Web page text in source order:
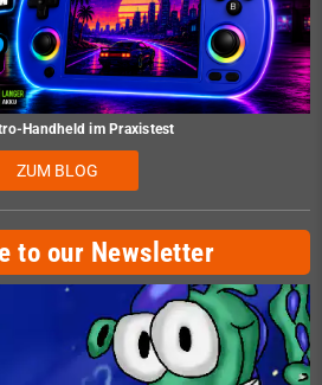
Handheld im Praxistest
ZUM BLOG
to our Newsletter